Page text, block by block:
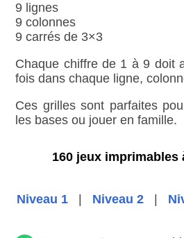
9 lignes
9 colonnes
9 carrés de 3×3
Chaque chiffre de 1 à 9 doit
fois dans chaque ligne,
Ces grilles sont parfaites
les bases ou jouer en famille.
160 jeux imprimables
Niveau 1 Niveau 2